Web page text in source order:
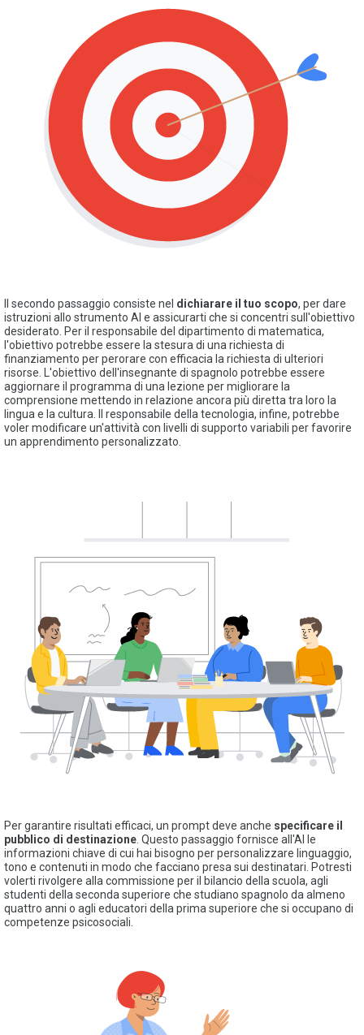
Il secondo passaggio consiste nel dichiarare il tuo scopo, per dare
istruzioni allo strumento AI e assicurarti che si concentri sull'obiettivo
desiderato. Per il responsabile del dipartimento di matematica,
l'obiettivo potrebbe essere la stesura di una richiesta di
finanziamento per perorare con efficacia la richiesta di ulteriori
risorse. L'obiettivo dell'insegnante di spagnolo potrebbe essere
aggiornare il programma di una lezione per migliorare la
comprensione mettendo in relazione ancora più diretta tra loro la
lingua e la cultura. Il responsabile della tecnologia, infine, potrebbe
voler modificare un'attività con livelli di supporto variabili per favorire
un apprendimento personalizzato.
Per garantire risultati efficaci, un prompt deve anche specificare il
pubblico di destinazione . Questo passaggio fornisce all'AI le
informazioni chiave di cui hai bisogno per personalizzare linguaggio,
tono e contenuti in modo che facciano presa sui destinatari. Potresti
volerti rivolgere alla commissione per il bilancio della scuola, agli
studenti della seconda superiore che studiano spagnolo da almeno
quattro anni o agli educatori della prima superiore che si occupano di
competenze psicosociali.